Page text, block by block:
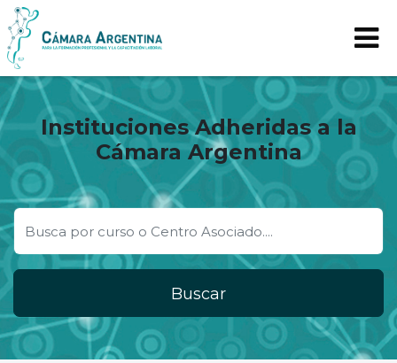
Instituciones Adheridas a la
Cámara Argentina
Buscar